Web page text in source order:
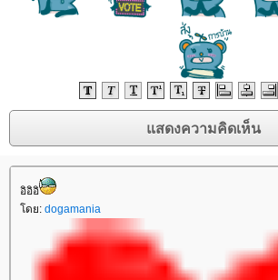
อิอิอิ
ดย: dogamania